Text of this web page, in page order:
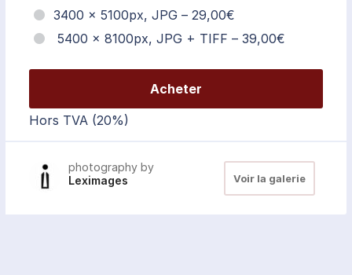
3400 x 5100px, JPG – 29,00€
5400 x 8100px, JPG + TIFF – 39,00€
Acheter
Hors TVA (20%)
photography by
Leximages
Voir la galerie